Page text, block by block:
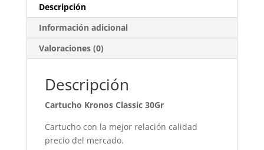
Descripción
Información adicional
Valoraciones (0)
Descripción
Cartucho Kronos Classic 30Gr
Cartucho con la mejor relación calidad
precio del mercado.